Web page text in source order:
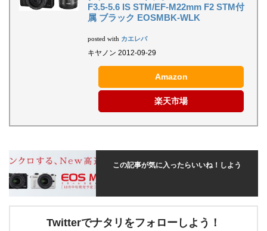
F3.5-5.6 IS STM/EF-M22mm F2 STM付
属 ブラック EOSMBK-WLK
posted with カエレバ
キヤノン 2012-09-29
Amazon
楽天市場
この記事が気に入ったらいいね！しよう
Twitterでナタリをフォローしよう！